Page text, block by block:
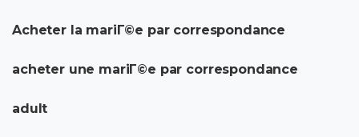
Acheter la mariГ©e par correspondance
acheter une mariГ©e par correspondance
adult